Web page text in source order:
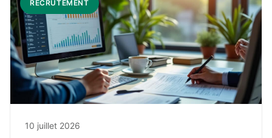
RECRUTEMENT
10 juillet 2026